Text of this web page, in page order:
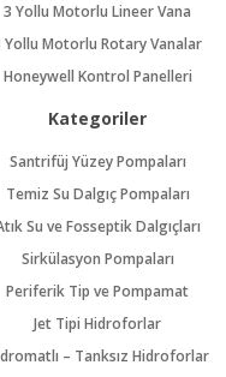
3 Yollu Motorlu Lineer Vana
Yollu Motorlu Rotary Vanalar
Honeywell Kontrol Panelleri
Kategoriler
Santrifüj Yüzey Pompaları
Temiz Su Dalgıç Pompaları
Su ve Fosseptik Dalgıçları
Sirkülasyon Pompaları
Periferik Tip ve Pompamat
Jet Tipi Hidroforlar
– Tanksız Hidroforlar